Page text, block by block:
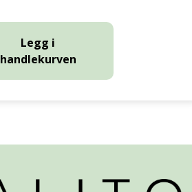
Legg i
handlekurven